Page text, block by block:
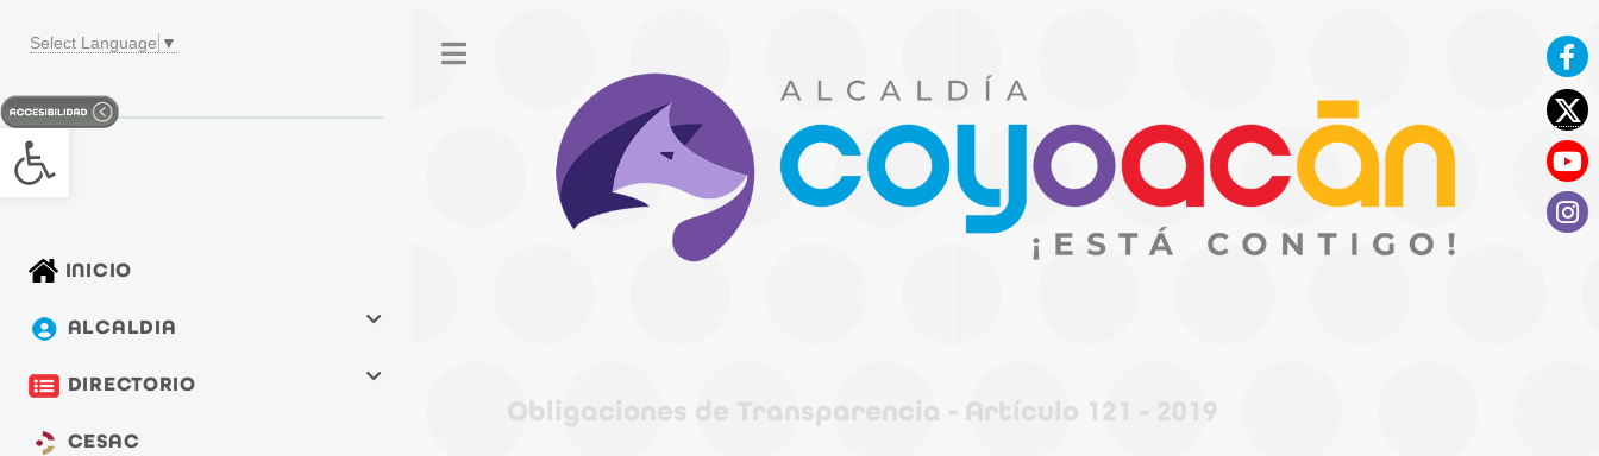
Open toolbar
Obligaciones de Transparencia - Artículo 121 - 2019
Select Language ▼
INICIO
ALCALDIA
DIRECTORIO
CESAC